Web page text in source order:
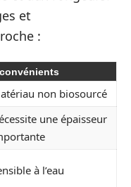
et
:
non biosourcé
une épaisseur
à l’eau